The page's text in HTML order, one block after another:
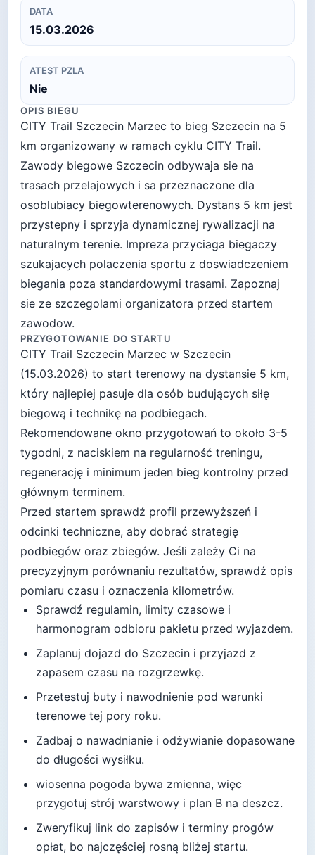
DATA
15.03.2026
ATEST PZLA
Nie
OPIS BIEGU
CITY Trail Szczecin Marzec to bieg Szczecin na 5
km organizowany w ramach cyklu CITY Trail.
Zawody biegowe Szczecin odbywaja sie na
trasach przelajowych i sa przeznaczone dla
osoblubiacy biegowterenowych. Dystans 5 km jest
przystepny i sprzyja dynamicznej rywalizacji na
naturalnym terenie. Impreza przyciaga biegaczy
szukajacych polaczenia sportu z doswiadczeniem
biegania poza standardowymi trasami. Zapoznaj
sie ze szczegolami organizatora przed startem
zawodow.
PRZYGOTOWANIE DO STARTU
CITY Trail Szczecin Marzec w Szczecin
(15.03.2026) to start terenowy na dystansie 5 km,
który najlepiej pasuje dla osób budujących siłę
biegową i technikę na podbiegach.
Rekomendowane okno przygotowań to około 3-5
tygodni, z naciskiem na regularność treningu,
regenerację i minimum jeden bieg kontrolny przed
głównym terminem.
Przed startem sprawdź profil przewyższeń i
odcinki techniczne, aby dobrać strategię
podbiegów oraz zbiegów. Jeśli zależy Ci na
precyzyjnym porównaniu rezultatów, sprawdź opis
pomiaru czasu i oznaczenia kilometrów.
Sprawdź regulamin, limity czasowe i
harmonogram odbioru pakietu przed wyjazdem.
Zaplanuj dojazd do Szczecin i przyjazd z
zapasem czasu na rozgrzewkę.
Przetestuj buty i nawodnienie pod warunki
terenowe tej pory roku.
Zadbaj o nawadnianie i odżywianie dopasowane
do długości wysiłku.
wiosenna pogoda bywa zmienna, więc
przygotuj strój warstwowy i plan B na deszcz.
Zweryfikuj link do zapisów i terminy progów
opłat, bo najczęściej rosną bliżej startu.